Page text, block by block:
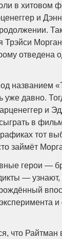
в хитовом
и
Трэйси
отведена
названием
уже давно.
и
в
тот
займёт
герои —
— узнают,
эксперимента
что Райтман